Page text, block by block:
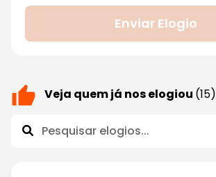
Veja quem já nos elogiou (15)
Enviar Elogio